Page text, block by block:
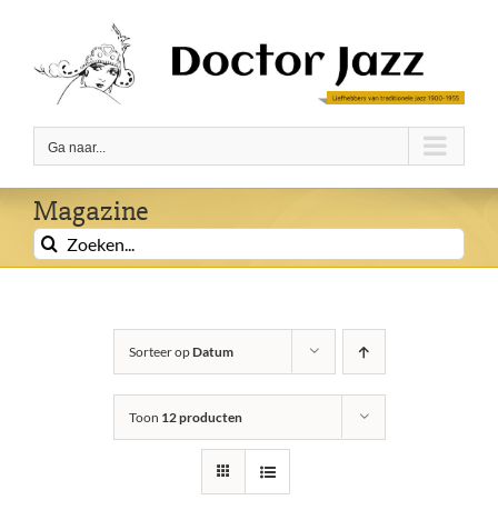
inhoud
Ga naar...
Magazine
Zoeken
naar:
Sorteer opDatum
Toon 12 producten